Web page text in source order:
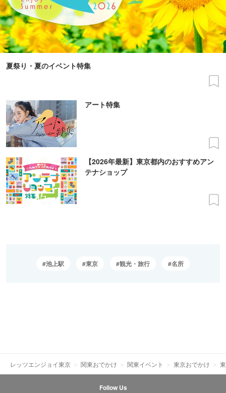
夏祭り・夏のイベント特集
アート特集
【2026年最新】東京都内のおすすめアン
テナショップ
池上駅 東京 観光・旅行 名所
レッツエンジョイ東京 関東おでかけ 関東イベント 東京おでかけ
Follow Us